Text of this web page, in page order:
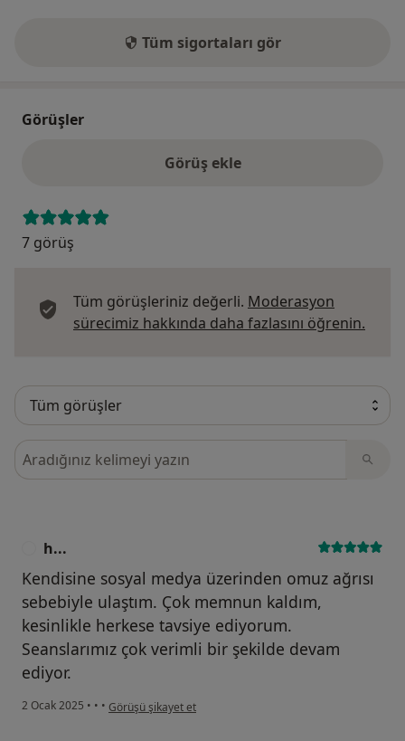
Tüm sigortaları gör
Görüşler
Görüş ekle
7 görüş
Tüm görüşleriniz değerli. Moderasyon
sürecimiz hakkında daha fazlasını öğrenin.
Görüşler içerisinde ara
h...
Kendisine sosyal medya üzerinden omuz ağrısı
sebebiyle ulaştım. Çok memnun kaldım,
kesinlikle herkese tavsiye ediyorum.
Seanslarımız çok verimli bir şekilde devam
ediyor.
2 Ocak 2025 • • • kullanıcının görüşüne göre h...
Görüşü şikayet et